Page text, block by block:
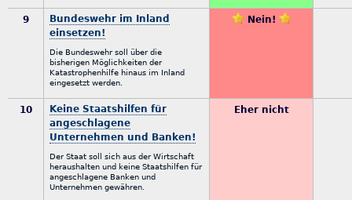
9
Bundeswehr im Inland
einsetzen!
Die Bundeswehr soll über die
bisherigen Möglichkeiten der
Katastrophenhilfe hinaus im Inland
eingesetzt werden.
Nein!
10
Keine Staatshilfen für
angeschlagene
Unternehmen und Banken!
Der Staat soll sich aus der Wirtschaft
heraushalten und keine Staatshilfen für
angeschlagene Banken und
Unternehmen gewähren.
Eher nicht